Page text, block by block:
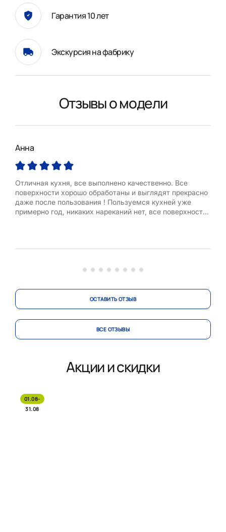
Гарантия 10 лет
Экскурсия на фабрику
Отзывы о модели
Анна
Отличная кухня, все выполнено качественно. Все
поверхности хорошо обработаны и выглядят прекрасно
даже после пользования ! Пользуемся кухней уже
примерно год, никаких нареканий нет, все поверхности
помогала Светлана Рябцева, прекрасный менеджер,
ОСТАВИТЬ ОТЗЫВ
ВСЕ ОТЗЫВЫ
Акции и скидки
01.08-
31.08